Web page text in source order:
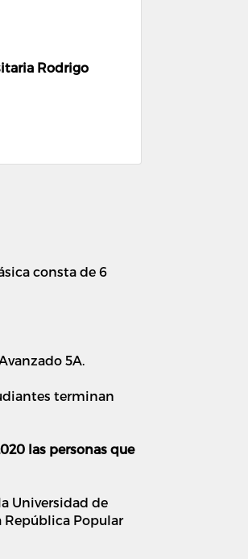
Rodrigo
consta de 6
5A.
terminan
las personas que
Universidad de
República Popular